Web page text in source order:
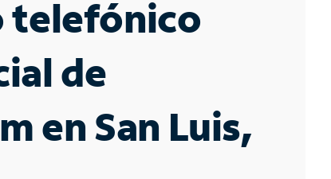
telefónico
de
en San Luis,